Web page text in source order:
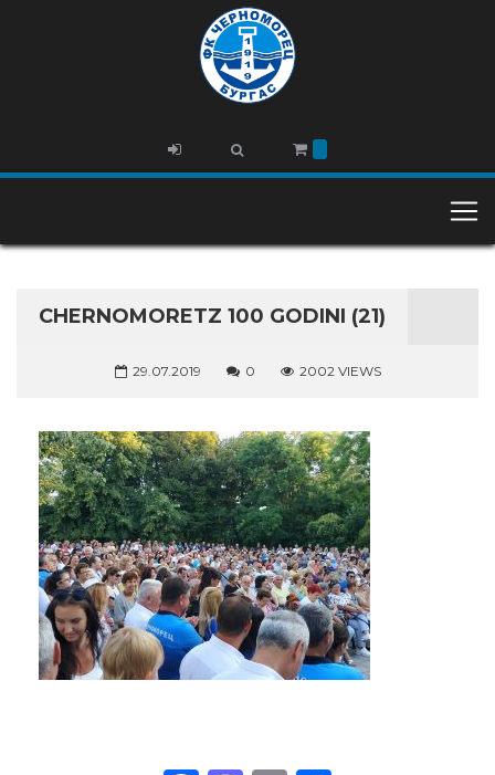
CHERNOMORETZ 100 GODINI (21)
29.07.2019 0 2002 VIEWS